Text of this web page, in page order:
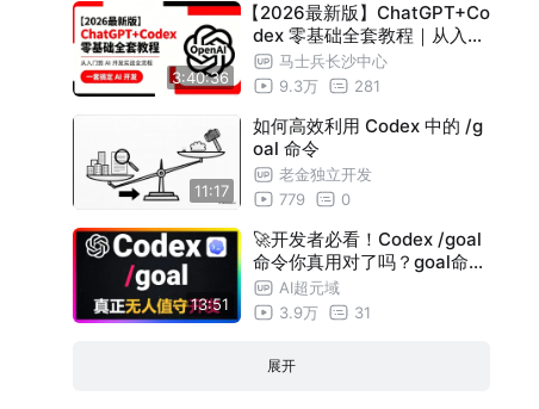
3:40:36
【2026最新版】ChatGPT+Co
dex 零基础全套教程｜从入门
到 AI 开发实战全流程
马士兵长沙中心
9.3万
281
11:17
如何高效利用 Codex 中的 /g
oal 命令
老金独立开发
779
0
13:51
🚀开发者必看！Codex /goal
命令你真用对了吗？goal命令
高级技巧保姆级教程，Plan模
式+Spec-Driven+自研Skill
AI超元域
3.9万
31
展开